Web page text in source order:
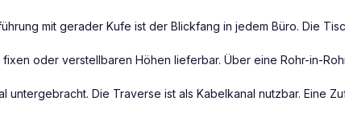
mit gerader Kufe ist der Blickfang in jedem Büro. Die
oder verstellbaren Höhen lieferbar. Über eine Rohr-in-
untergebracht. Die Traverse ist als Kabelkanal nutzbar. Eine